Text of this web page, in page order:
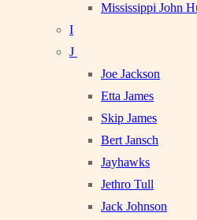
Mississippi John
I
J
Joe Jackson
Etta James
Skip James
Bert Jansch
Jayhawks
Jethro Tull
Jack Johnson